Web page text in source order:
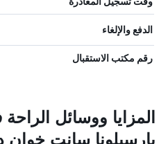
الدفع والإلغاء
رقم مكتب الاستقبال
المزايا ووسائل
بارسيلونا سانت